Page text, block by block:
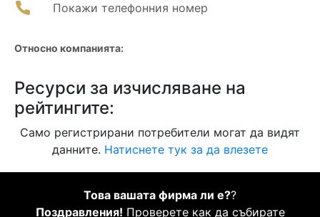
Покажи телефонния номер
Относно компанията:
Ресурси за изчисляване на
рейтингите:
Само регистрирани потребители могат да видят
данните. Натиснете тук за да влезете
Това вашата фирма ли е??
Поздравления! Проверете как да събирате